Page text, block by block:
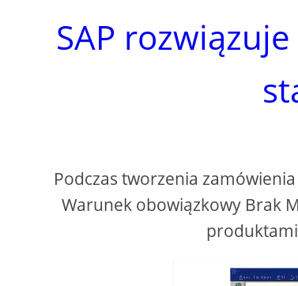
SAP
Podczas tworzenia
Warunek obowiązkowy Brak